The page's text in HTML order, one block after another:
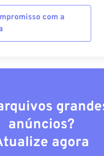
com a
anúncios?
agora